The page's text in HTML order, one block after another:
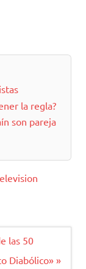
la regla?
son pareja
las 50
Diabólico» »